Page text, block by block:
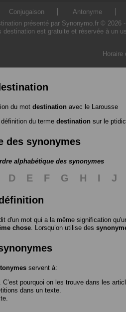
Conjugaison Antonyme
présenté par Synonymo.fr ©
destination est gratuite et réservée à un
Horaire
du mot destination avec le Larousse
du terme destination sur le
des synonymes
alphabétique des synonymes
D E F G H I J
d'un mot qui a la même signification
chose . Lorsqu’on utilise des
servent à:
C’est pourquoi on les trouve dans les
dans un texte.